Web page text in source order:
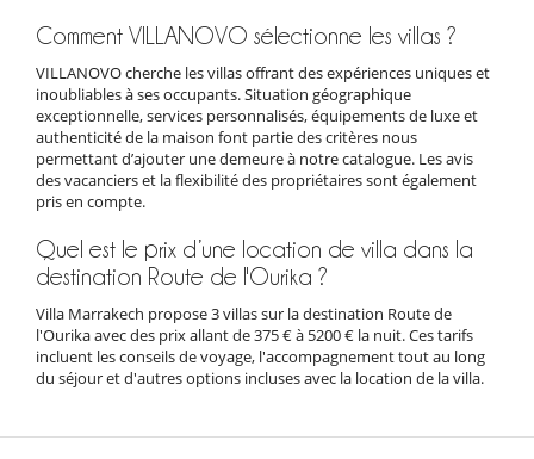
Comment VILLANOVO sélectionne les villas ?
VILLANOVO cherche les villas offrant des expériences uniques et
inoubliables à ses occupants. Situation géographique
exceptionnelle, services personnalisés, équipements de luxe et
authenticité de la maison font partie des critères nous
permettant d’ajouter une demeure à notre catalogue. Les avis
des vacanciers et la flexibilité des propriétaires sont également
pris en compte.
Quel est le prix d’une location de villa dans la
destination Route de l'Ourika ?
Villa Marrakech propose 3 villas sur la destination Route de
l'Ourika avec des prix allant de 375 € à 5200 € la nuit. Ces tarifs
incluent les conseils de voyage, l'accompagnement tout au long
du séjour et d'autres options incluses avec la location de la villa.